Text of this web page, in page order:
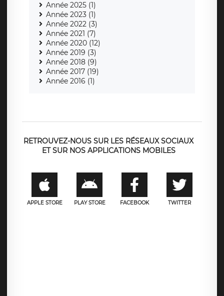
Année 2025 (1)
Année 2023 (1)
Année 2022 (3)
Année 2021 (7)
Année 2020 (12)
Année 2019 (3)
Année 2018 (9)
Année 2017 (19)
Année 2016 (1)
RETROUVEZ-NOUS SUR LES RÉSEAUX SOCIAUX
ET SUR NOS APPLICATIONS MOBILES
APPLE STORE PLAY STORE FACEBOOK TWITTER